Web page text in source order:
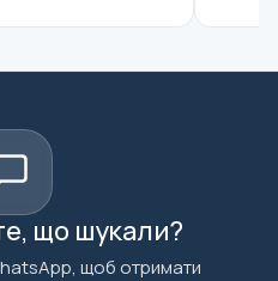
що шукали?
щоб отримати